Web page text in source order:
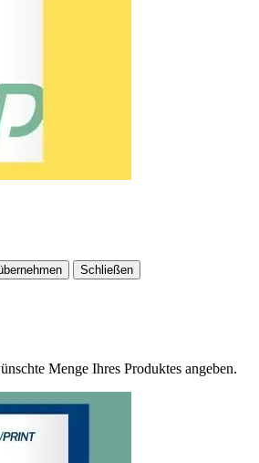
Schließen
Menge Ihres Produktes angeben.